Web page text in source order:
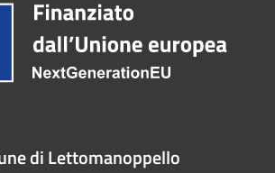
di Lettomanoppello